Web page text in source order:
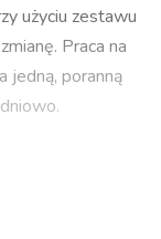
użyciu zestawu
Praca na
jedną, poranną